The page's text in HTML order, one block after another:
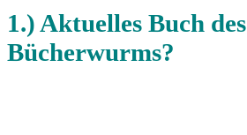
1.) Aktuelles Buch des
Bücherwurms?